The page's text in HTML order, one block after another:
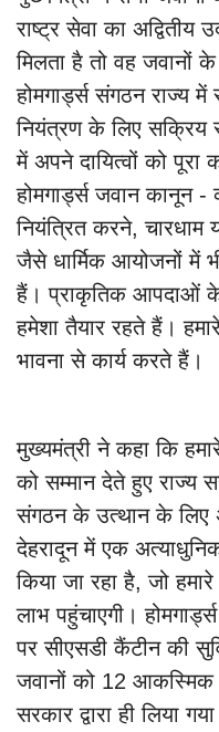
राष्ट्र सेवा का
मिलता है तो वह जवानों
होमगार्ड्स संगठन राज्य में
नियंत्रण के लिए सक्रिय
में अपने दायित्वों को
होमगार्ड्स जवान कानून -
नियंत्रित करने, चारधाम
जैसे धार्मिक आयोजनों में
हैं। प्राकृतिक आपदाओं
हमेशा तैयार रहते हैं।
भावना से कार्य करते हैं।
मुख्यमंत्री ने कहा कि
को सम्मान देते हुए
संगठन के उत्थान के लिए
देहरादून में एक
किया जा रहा है, जो
लाभ पहुंचाएगी।
पर सीएसडी कैंटीन की
जवानों को 12 आकस्मिक
सरकार द्वारा ही लिया